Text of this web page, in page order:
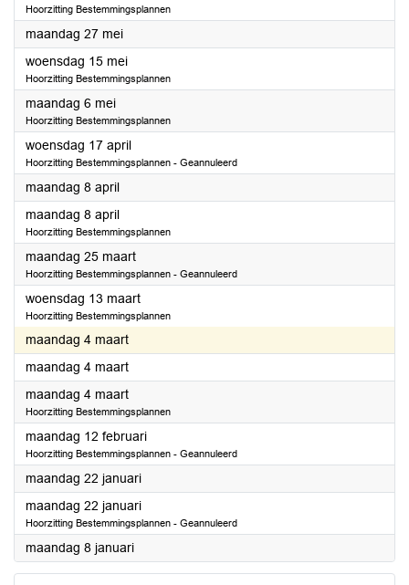
Hoorzitting Bestemmingsplannen
maandag 27 mei2024
woensdag 15 mei2024
Hoorzitting Bestemmingsplannen
maandag 6 mei2024
Hoorzitting Bestemmingsplannen
woensdag 17 april2024
Hoorzitting Bestemmingsplannen - Geannuleerd
maandag 8 april2024
maandag 8 april2024
Hoorzitting Bestemmingsplannen
maandag 25 maart2024
Hoorzitting Bestemmingsplannen - Geannuleerd
woensdag 13 maart2024
Hoorzitting Bestemmingsplannen
maandag 4 maart2024
maandag 4 maart2024
maandag 4 maart2024
Hoorzitting Bestemmingsplannen
maandag 12 februari2024
Hoorzitting Bestemmingsplannen - Geannuleerd
maandag 22 januari2024
maandag 22 januari2024
Hoorzitting Bestemmingsplannen - Geannuleerd
maandag 8 januari2024